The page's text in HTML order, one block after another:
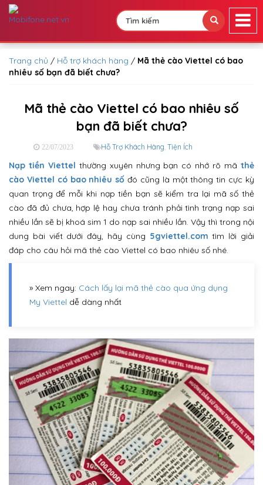
Trang chủ / Hỗ trợ khách hàng / Mã thẻ cào Viettel có bao
nhiêu số bạn đã biết chưa?
Mã thẻ cào Viettel có bao nhiêu số
bạn đã biết chưa?
22/07/2023 Hỗ Trợ Khách Hàng, Tiện Ích
Nạp tiền Viettel thường xuyên nhưng bạn có nhớ rõ mãthẻ
cào Viettel có bao nhiêu số đó cũng là một thông tin cực kỳ
quan trọng để mỗi khi nạp tiền bạn sẽ kiểm tra lại mã số thẻ
cào đã đủ chưa, hợp lệ hay chưa tránh phải tình trạng nạp sai
nhiều lần sẽ bị khoá sim 1 do nạp sai nhiều lần. Vậy thì trong nội
dung bài viết dưới đây, hãy cùng 5gviettel.com tìm lời giải
đáp cho câu hỏi mã thẻ cào Viettel có bao nhiêu số nhé.
» Xem ngay: Cách lấy lại mã thẻ cào qua ứng dụng
My Viettel dễ dàng nhất